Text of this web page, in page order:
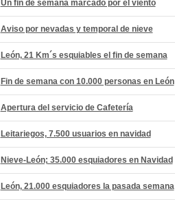
Un fin de semana marcado por el viento
Aviso por nevadas y temporal de nieve
León, 21 Km´s esquiables el fin de semana
Fin de semana con 10.000 personas en León
Apertura del servicio de Cafetería
Leitariegos, 7.500 usuarios en navidad
Nieve-León; 35.000 esquiadores en Navidad
León, 21.000 esquiadores la pasada semana